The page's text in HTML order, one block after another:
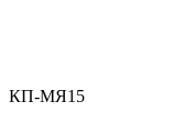
КП-МЯ15